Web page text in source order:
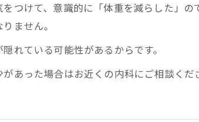
つけて、意識的に「体重を減らした」
ません。
れている可能性があるからです。
あった場合はお近くの内科にご相談くだ